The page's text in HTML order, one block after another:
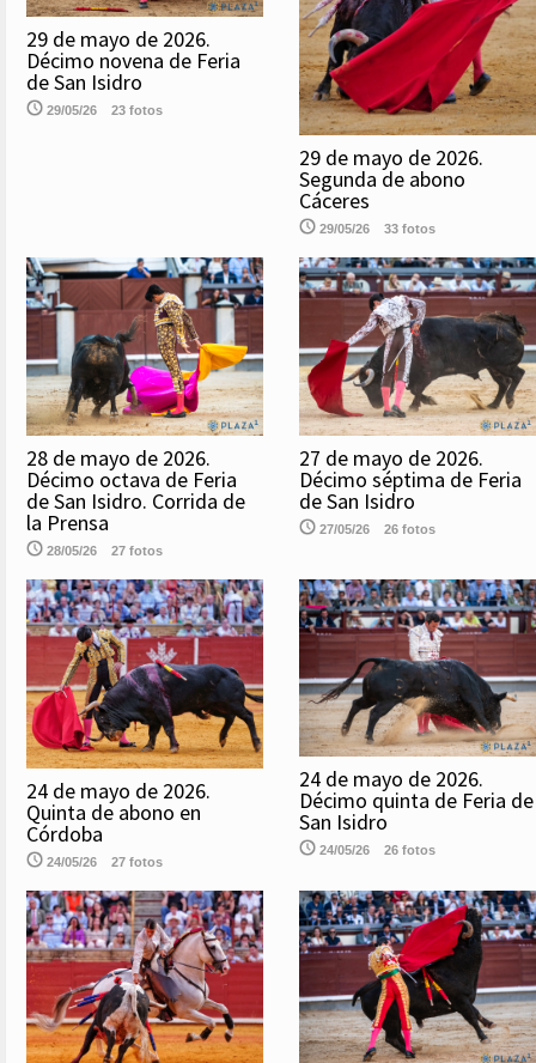
29 de mayo de 2026.
Décimo novena de Feria
de San Isidro
29/05/26 23 fotos
29 de mayo de 2026.
Segunda de abono
Cáceres
29/05/26 33 fotos
28 de mayo de 2026.
Décimo octava de Feria
de San Isidro. Corrida de
la Prensa
28/05/26 27 fotos
27 de mayo de 2026.
Décimo séptima de Feria
de San Isidro
27/05/26 26 fotos
24 de mayo de 2026.
Quinta de abono en
Córdoba
24/05/26 27 fotos
24 de mayo de 2026.
Décimo quinta de Feria de
San Isidro
24/05/26 26 fotos